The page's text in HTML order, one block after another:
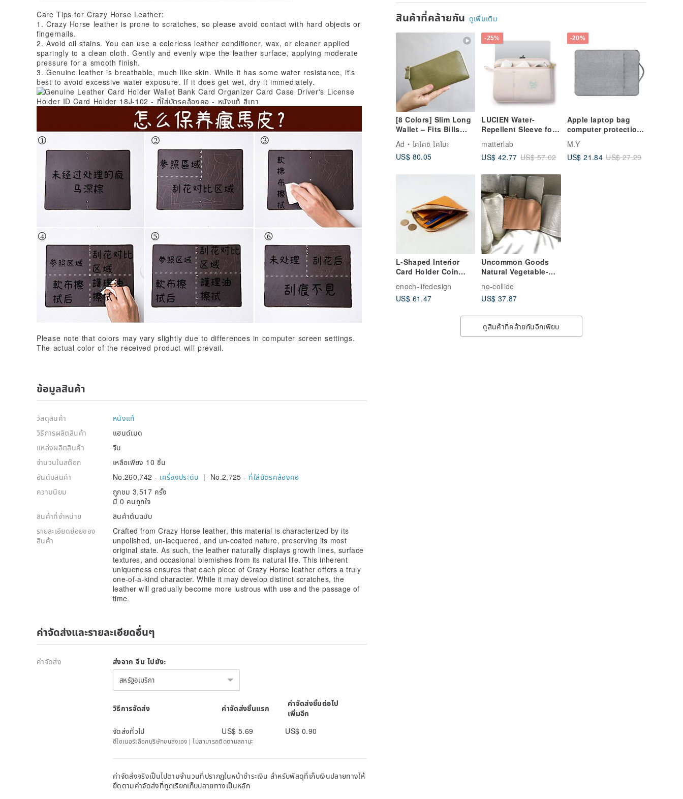
Organizer Passport
สินค้าที่คล้ายกัน ดูเพิ่มเติม
[8 Colors] Slim Long
Wallet – Fits Bills
Unfolded! Small,
Functional, Easy-to-
Use, Ultra-
High-Quality
Resistant to Water &
Scratches (Made to
Order)
Ad
โคโคชิ โคโบะ
US$ 80.05
-25%
LUCIEN Water-
Repellent Sleeve for
MacBook Air 13 / Pro
14 - Shell Beige 14-
inch Laptop Bag
matterlab
US$ 42.77 US$ 57.02
-20%
Apple laptop bag
computer protection
bag computer bag
storage bag
12/13/14/15/15.6 inch
M.Y
US$ 21.84 US$ 27.29
L-Shaped Interior
Card Holder Coin
Tanned Leather /
Genuine Leather /
enoch-lifedesign
US$ 61.47
Uncommon Goods
Natural Vegetable-
Leather L-Shaped
Zipper Coin Pouch /
no-collide
US$ 37.87
ดูสินค้าที่คล้ายกันอีกเพียบ
Care Tips for Crazy Horse Leather:
1. Crazy Horse leather is prone to scratches, so please avoid contact with hard objects or
fingernails.
2. Avoid oil stains. You can use a colorless leather conditioner, wax, or cleaner applied
sparingly to a clean cloth. Gently and evenly wipe the leather surface, applying moderate
pressure for a smooth finish.
3. Genuine leather is breathable, much like skin. While it has some water resistance, it's
best to avoid excessive water exposure. If it does get wet, dry it immediately.
Please note that colors may vary slightly due to differences in computer screen settings.
The actual color of the received product will prevail.
ข้อมูลสินค้า
วัสดุสินค้า
หนังแท้
วิธีการผลิตสินค้า
แฮนด์เมด
แหล่งผลิตสินค้า
จีน
จำนวนในสต๊อก
เหลือเพียง 10 ชิ้น
อันดับสินค้า
No.260,742 - เครื่องประดับ | No.2,725 - ที่ใส่บัตรคล้องคอ
ความนิยม
ถูกชม 3,517 ครั้ง
มี 0 คนถูกใจ
สินค้าที่จำหน่าย
สินค้าต้นฉบับ
รายละเอียดย่อยของ
สินค้า
Crafted from Crazy Horse leather, this material is characterized by its
unpolished, un-lacquered, and un-coated nature, preserving its most
original state. As such, the leather naturally displays growth lines, surface
textures, and occasional blemishes from its natural life. This inherent
uniqueness ensures that each piece of Crazy Horse leather offers a truly
one-of-a-kind character. While it may develop distinct scratches, the
leather will gradually become more lustrous with use and the passage of
time.
ค่าจัดส่งและรายละเอียดอื่นๆ
ค่าจัดส่ง ส่งจาก จีน ไปยัง:
สหรัฐอเมริกา
วิธีการจัดส่ง ค่าจัดส่งชิ้นแรก
ค่าจัดส่งชิ้นต่อไป
เพิ่มอีก
จัดส่งทั่วไป
US$ 5.69 US$ 0.90
ดีไซเนอร์เลือกบริษัทขนส่งเอง | ไม่สามารถติดตามสถานะ
ค่าจัดส่งจริงเป็นไปตามจำนวนที่ปรากฏในหน้าชำระเงิน สำหรับพัสดุที่เก็บเงินปลายทางให้
ยึดตามค่าจัดส่งที่ถูกเรียกเก็บปลายทางเป็นหลัก